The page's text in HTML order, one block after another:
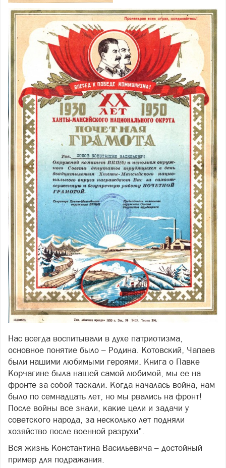
Нас всегда воспитывали в духе патриотизма,
основное понятие было – Родина. Котовский, Чапаев
были нашими любимыми героями. Книга о Павке
Корчагине была нашей самой любимой, мы ее на
фронте за собой таскали. Когда началась война, нам
было по семнадцать лет, но мы рвались на фронт!
После войны все знали, какие цели и задачи у
советского народа, за несколько лет подняли
хозяйство после военной разрухи".
Вся жизнь Константина Васильевича – достойный
пример для подражания.